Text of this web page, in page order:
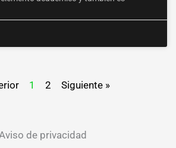
1 2 Siguiente »
de privacidad